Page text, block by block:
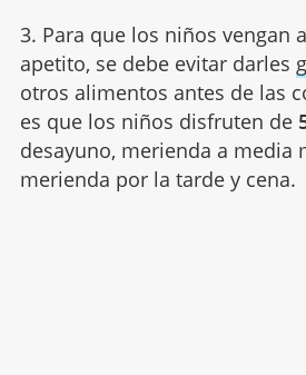
3. Para que los niños vengan
apetito, se debe evitar darles
otros alimentos antes de las
es que los niños disfruten de
desayuno, merienda a media
merienda por la tarde y cena.